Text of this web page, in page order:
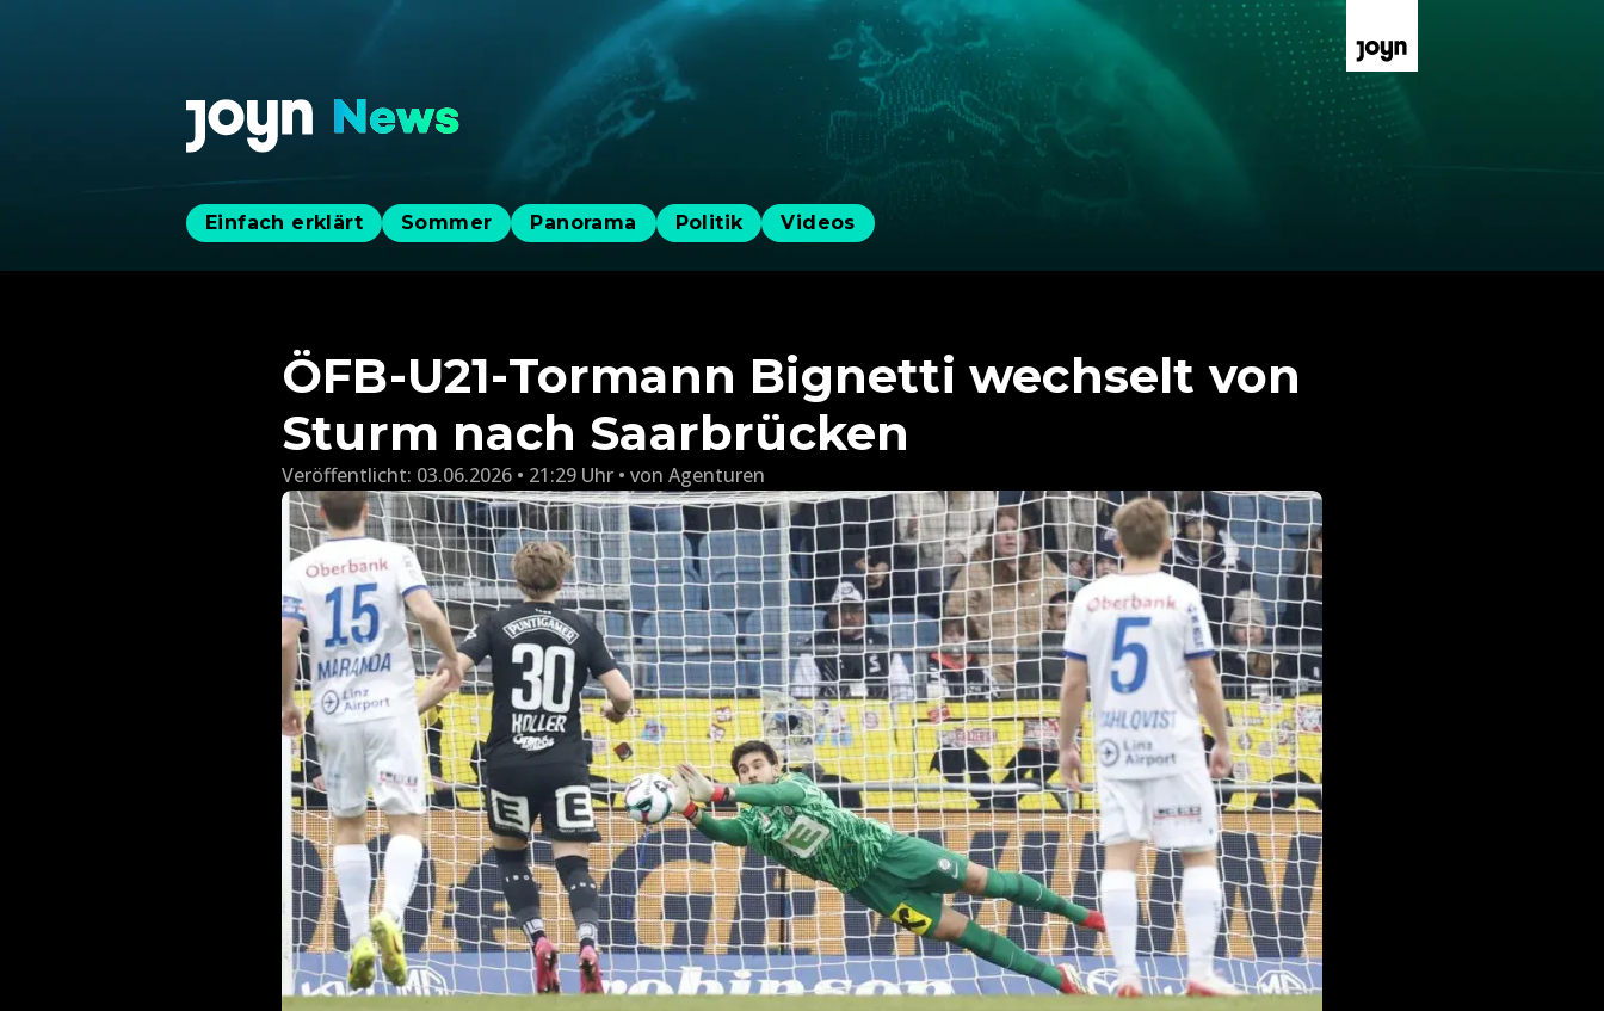
Einfach erklärt Sommer Panorama Politik Videos
ÖFB-U21-Tormann Bignetti wechselt von
Sturm nach Saarbrücken
Veröffentlicht: 03.06.2026 • 21:29 Uhr von Agenturen